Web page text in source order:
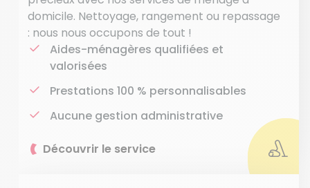
domicile. Nettoyage, rangement ou repassage
: nous nous occupons de tout !
Aides-ménagères qualifiées et
valorisées
Prestations 100 % personnalisables
Aucune gestion administrative
Découvrir le service